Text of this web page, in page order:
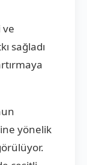
sağladı
yönelik